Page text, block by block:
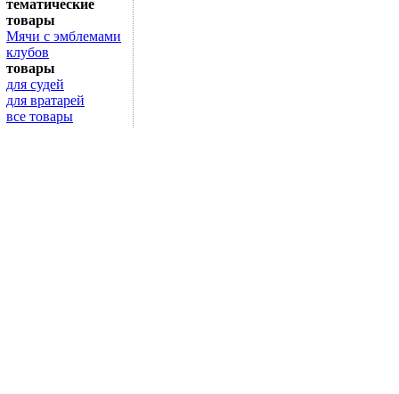
тематические
товары
Мячи с эмблемами
клубов
товары
для судей
для вратарей
все товары